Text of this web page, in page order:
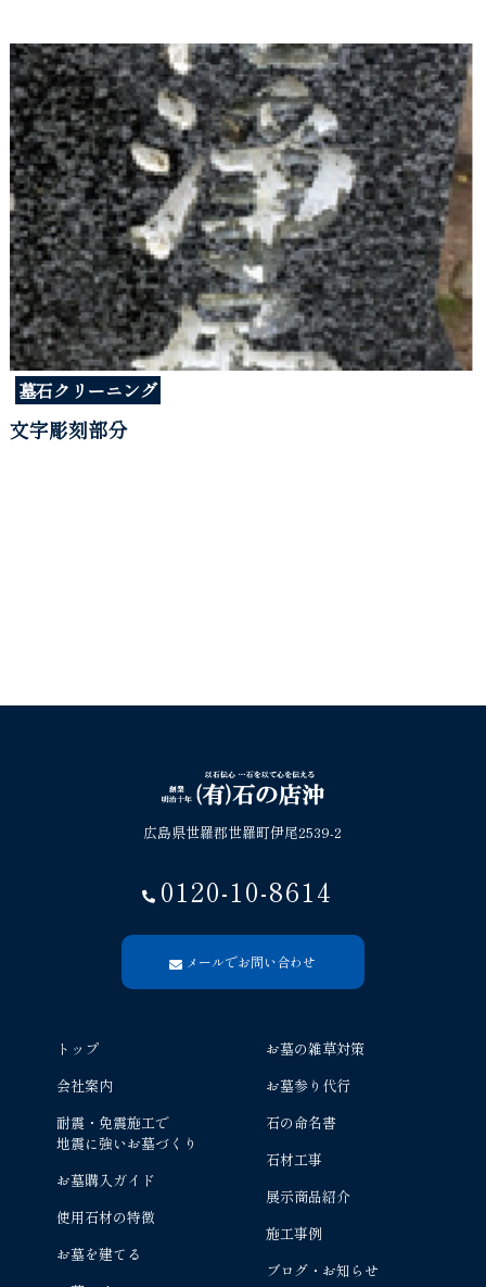
墓石クリーニング
文字彫刻部分
広島県世羅郡世羅町伊尾2539-2
0120-10-8614
メールでお問い合わせ
トップ
会社案内
耐震・免震施工で
地震に強いお墓づくり
お墓購入ガイド
使用石材の特徴
お墓を建てる
お墓の雑草対策
お墓参り代行
石の命名書
石材工事
展示商品紹介
施工事例
ブログ・お知らせ